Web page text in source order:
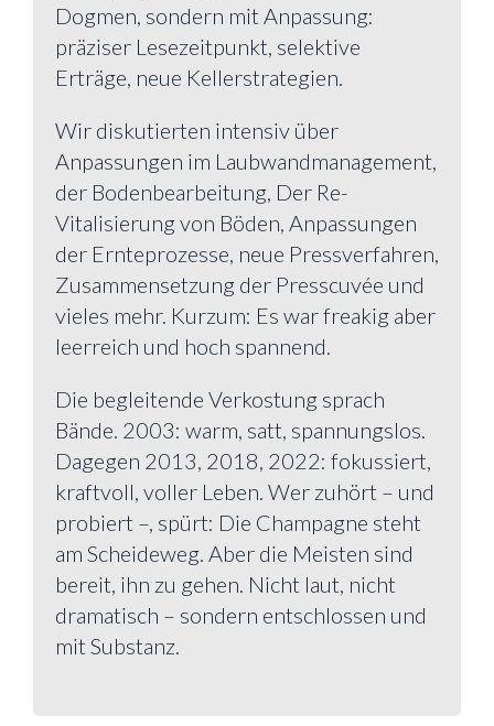
Dogmen, sondern mit Anpassung:
präziser Lesezeitpunkt, selektive
Erträge, neue Kellerstrategien.
Wir diskutierten intensiv über
Anpassungen im Laubwandmanagement,
der Bodenbearbeitung, Der Re-
Vitalisierung von Böden, Anpassungen
der Ernteprozesse, neue Pressverfahren,
Zusammensetzung der Presscuvée und
vieles mehr. Kurzum: Es war freakig aber
leerreich und hoch spannend.
Die begleitende Verkostung sprach
Bände. 2003: warm, satt, spannungslos.
Dagegen 2013, 2018, 2022: fokussiert,
kraftvoll, voller Leben. Wer zuhört – und
probiert –, spürt: Die Champagne steht
am Scheideweg. Aber die Meisten sind
bereit, ihn zu gehen. Nicht laut, nicht
dramatisch – sondern entschlossen und
mit Substanz.